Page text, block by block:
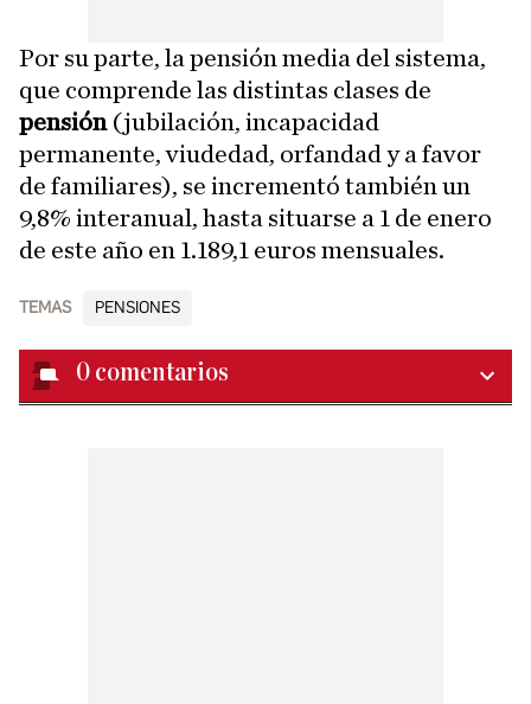
Por su parte, la pensión media del sistema,
que comprende las distintas clases de
pensión(jubilación, incapacidad
permanente, viudedad, orfandad y a favor
de familiares), se incrementó también un
9,8% interanual, hasta situarse a 1 de enero
de este año en 1.189,1 euros mensuales.
TEMAS PENSIONES
0 comentarios